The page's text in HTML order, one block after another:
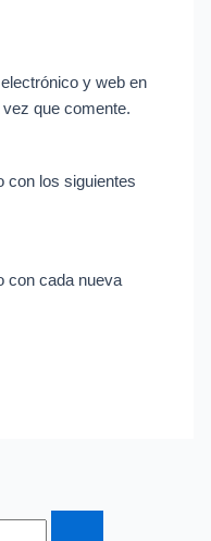
y web en
que comente.
con los siguientes
con cada nueva